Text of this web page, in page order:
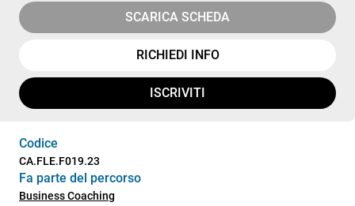
SCARICA SCHEDA
RICHIEDI INFO
ISCRIVITI
Codice
CA.FLE.F019.23
Fa parte del percorso
Business Coaching